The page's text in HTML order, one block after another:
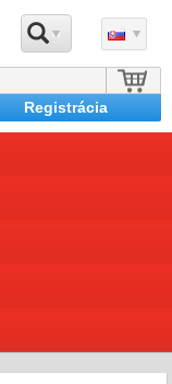
Registrácia